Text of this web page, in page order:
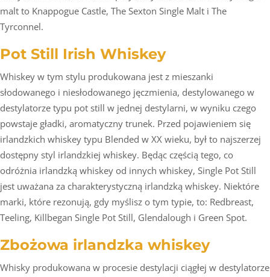
malt to Knappogue Castle, The Sexton Single Malt i The
Tyrconnel.
Pot Still Irish Whiskey
Whiskey w tym stylu produkowana jest z mieszanki
słodowanego i niesłodowanego jęczmienia, destylowanego w
destylatorze typu pot still w jednej destylarni, w wyniku czego
powstaje gładki, aromatyczny trunek. Przed pojawieniem się
irlandzkich whiskey typu Blended w XX wieku, był to najszerzej
dostępny styl irlandzkiej whiskey. Będąc częścią tego, co
odróżnia irlandzką whiskey od innych whiskey, Single Pot Still
jest uważana za charakterystyczną irlandzką whiskey. Niektóre
marki, które rezonują, gdy myślisz o tym typie, to: Redbreast,
Teeling, Killbegan Single Pot Still, Glendalough i Green Spot.
Zbożowa irlandzka whiskey
Whisky produkowana w procesie destylacji ciągłej w destylatorze